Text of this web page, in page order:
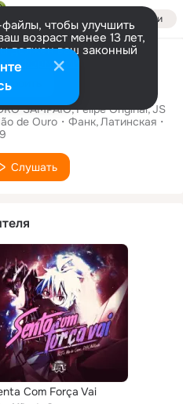
Войти
чтобы улучшить
возраст менее 13 лет,
должен ваш законный
информации
SAMPAIO Felipe Original JS
de Ouro
Фанк Латинская
Слушать
Com Força Vai